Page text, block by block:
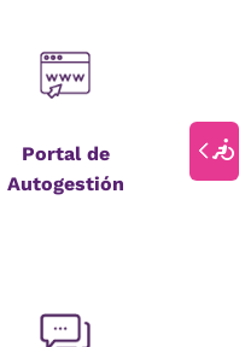
Portal de
Autogestión